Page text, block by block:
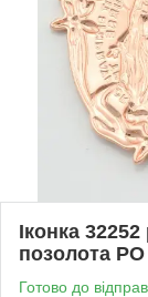
Іконка
позолота РО
Готово до